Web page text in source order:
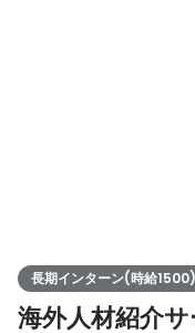
長期インターン(時給
海外人材紹介